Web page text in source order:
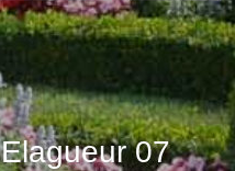
07